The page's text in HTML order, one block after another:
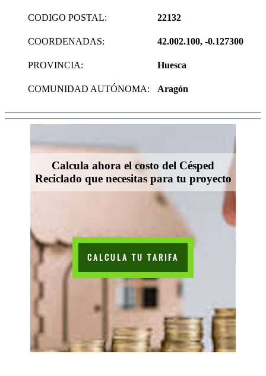
CODIGO POSTAL: 22132
COORDENADAS: 42.002.100, -0.127300
PROVINCIA: Huesca
COMUNIDAD AUTÓNOMA: Aragón
Calcula ahora el costo del Césped
Reciclado que necesitas para tu proyecto
CALCULA TU TARIFA